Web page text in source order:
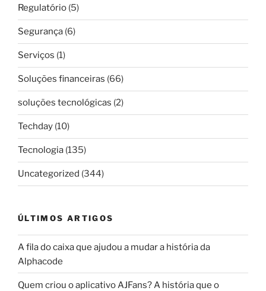
Regulatório (5)
Segurança (6)
Serviços (1)
Soluções financeiras (66)
soluções tecnológicas (2)
Techday (10)
Tecnologia (135)
Uncategorized (344)
ÚLTIMOS ARTIGOS
A fila do caixa que ajudou a mudar a história da
Alphacode
Quem criou o aplicativo AJFans? A história que o